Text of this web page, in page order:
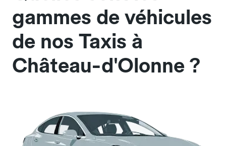
gammes de véhicules
de nos Taxis à
Château-d'Olonne ?